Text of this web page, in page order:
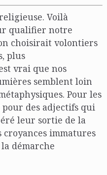
Voilà
qualifier notre
choisirait volontiers
plus
vrai que nos
semblent loin
Pour les
des adjectifs qui
leur sortie de la
immatures
démarche